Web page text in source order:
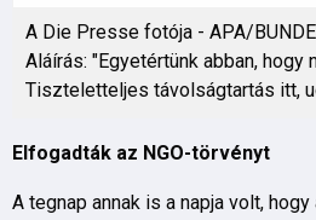
A Die Presse fotója - APA/
Aláírás: "Egyetértünk abban, hogy
Tiszteletteljes távolságtartás itt,
Elfogadták az NGO-törvényt
A tegnap annak is a napja volt, hogy